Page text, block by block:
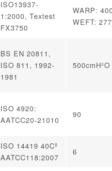
ISO13937-
1:2000, Textest
FX3750
WARP:
WEFT:
BS EN 20811,
ISO 811, 1992-
1981
500cmH²O
ISO 4920:
AATCC20-21010
90
ISO 14419 40Cº
AATCC118:2007
6